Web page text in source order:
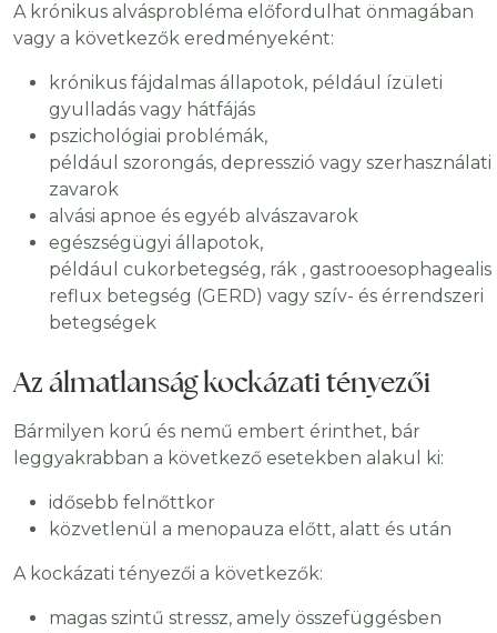
A krónikus alvásprobléma előfordulhat önmagában
vagy a következők eredményeként:
krónikus fájdalmas állapotok, például ízületi
gyulladás vagy hátfájás
pszichológiai problémák,
például szorongás, depresszió vagy szerhasználati
zavarok
alvási apnoe és egyéb alvászavarok
egészségügyi állapotok,
például cukorbetegség, rák , gastrooesophagealis
reflux betegség (GERD) vagy szív- és érrendszeri
betegségek
Az álmatlanság kockázati tényezői
Bármilyen korú és nemű embert érinthet, bár
leggyakrabban a következő esetekben alakul ki:
idősebb felnőttkor
közvetlenül a menopauza előtt, alatt és után
A kockázati tényezői a következők:
magas szintű stressz, amely összefüggésben